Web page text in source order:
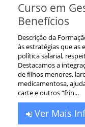
Curso em
Benefícios
Descrição da
às estratégias que as
política salarial,
Destacamos a
de filhos menores,
medicamentosa,
carte e outros “frin...
Ver Mais